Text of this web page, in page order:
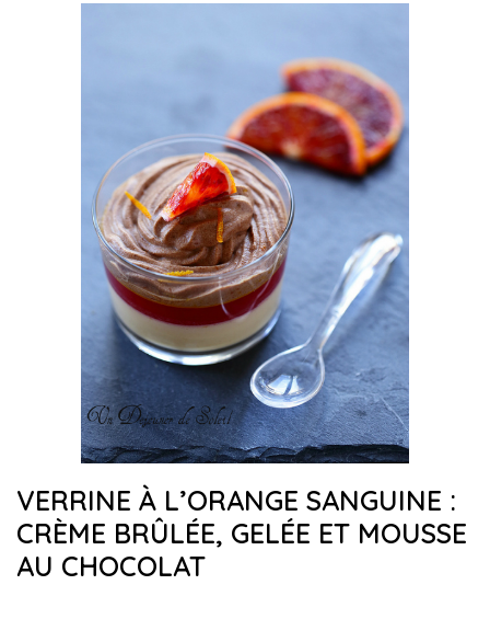
VERRINE À L’ORANGE SANGUINE :
CRÈME BRÛLÉE, GELÉE ET MOUSSE
AU CHOCOLAT